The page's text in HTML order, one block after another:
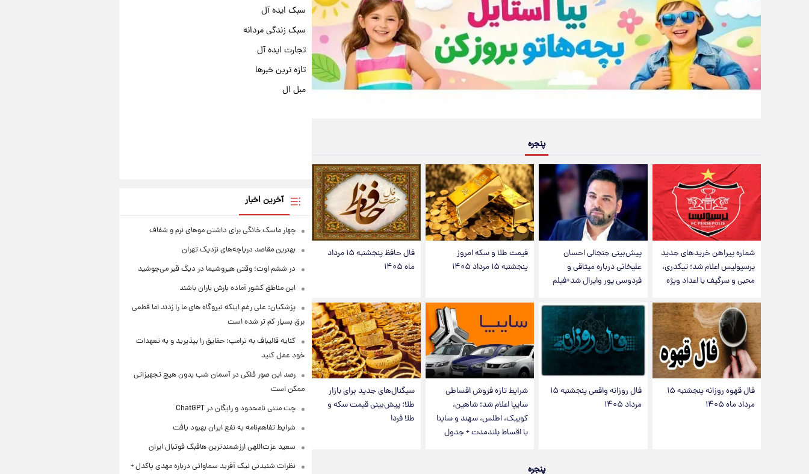
پنجره
شماره پیراهن خریدهای جدید
پرسپولیس اعلام شد؛ تیکدری،
محبی و سرگیف با اعداد ویژه
پیش‌بینی جنجالی احسان
علیخانی درباره میثاقی و
فردوسی پور وایرال شد+فیلم
قیمت طلا و سکه امروز
پنجشنبه ۱۵ مرداد ۱۴۰۵
فال حافظ پنجشنبه ۱۵ مرداد
ماه ۱۴۰۵
فال قهوه روزانه پنجشنبه ۱۵
مرداد ماه ۱۴۰۵
فال روزانه واقعی پنجشنبه ۱۵
مرداد ۱۴۰۵
شرایط تازه فروش اقساطی
سایپا اعلام شد؛ شاهین،
کوییک، اطلس، سهند و ساینا
با اقساط بلندمدت + جدول
سیگنال‌های جدید برای بازار
طلا؛ پیش‌بینی قیمت سکه و
طلا فردا
پنجره
سبک ایده آل
سبک زندگی مردانه
تجارت ایده آل
تازه ترین خبرها
مبل ال
آخرین اخبار
چهار ماسک خانگی برای داشتن موهای نرم و شفاف
بهترین مقاصد دریاچه‌های نزدیک تهران
در ششم اوت؛ وقتی هیروشیما در دیگ قیر می‌جوشید
این مناطق کشور آماده بارش باران باشند
پزشکیان: علی رغم اینکه نیروگاه های ما را زدند اما قطعی
برق بسیار کم تر شده است
کنایه قالیباف به ترامپ: حقایق را بپذیرید و به تعهدات
خود عمل کنید
رصد این صور فلکی در آسمان شب بدون هیچ تجهیزاتی
ممکن است
چت متنی نامحدود و رایگان در ChatGPT
شرایط تفاهم‌نامه به نفع ایران بهبود یافت
سعید عزت‌اللهی ارزشمندترین هافبک فوتبال ایران
نظرات شنیدنی نیک آفرید سماواتی درباره مهدی پاکدل +